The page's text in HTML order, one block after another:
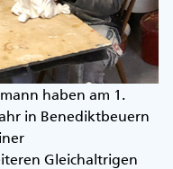
haben am 1.
in Benediktbeuern
Gleichaltrigen